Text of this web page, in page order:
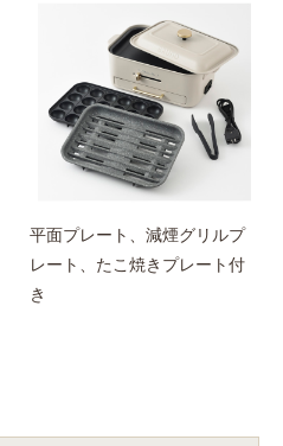
平面プレート、減煙グリルプ
レート、たこ焼きプレート付
き